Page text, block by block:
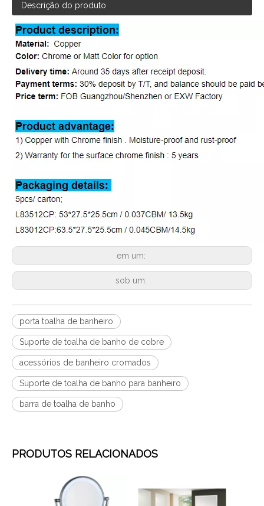
Descrição do produto
em um:
sob um:
porta toalha de banheiro
Suporte de toalha de banho de cobre
acessórios de banheiro cromados
Suporte de toalha de banho para banheiro
barra de toalha de banho
PRODUTOS RELACIONADOS